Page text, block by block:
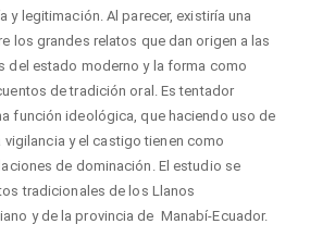
y legitimación. Al parecer, existiría una
los grandes relatos que dan origen a las
del estado moderno y la forma como
de tradición oral. Es tentador
función ideológica, que haciendo uso de
vigilancia y el castigo tienen como
de dominación. El estudio se
tradicionales de los Llanos
y de la provincia de Manabí-Ecuador.